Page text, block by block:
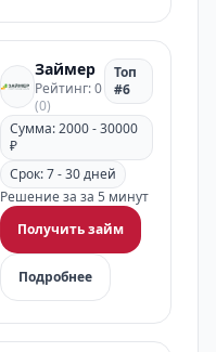
Займер
Рейтинг: 0
(0)
Топ
#6
Сумма: 2000 - 30000
₽
Срок: 7 - 30 дней
Решение за за 5 минут
Получить займ
Подробнее